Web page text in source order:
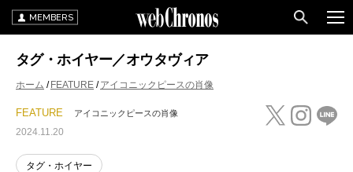
MEMBERS
タグ・ホイヤー／オウタヴィア
ホーム FEATURE アイコニックピースの肖像
FEATURE アイコニックピースの肖像
2024.11.20
タグ・ホイヤー